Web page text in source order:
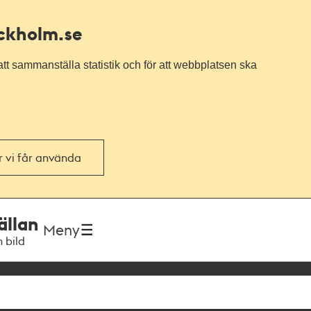
sammanställa statistik och för att webbplatsen ska
vi får använda
bild
Meny